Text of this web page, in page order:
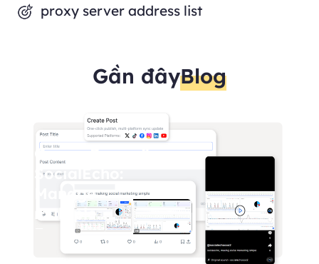
proxy server address list
Gần đâyBlog
OmegaProxy &
SocialEcho:
Manage
multiple
Facebook
accounts